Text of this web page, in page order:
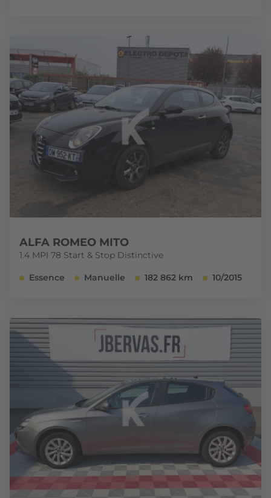
ALFA ROMEO MITO
1.4 MPI 78 Start & Stop Distinctive
Essence Manuelle 182 862 km 10/2015